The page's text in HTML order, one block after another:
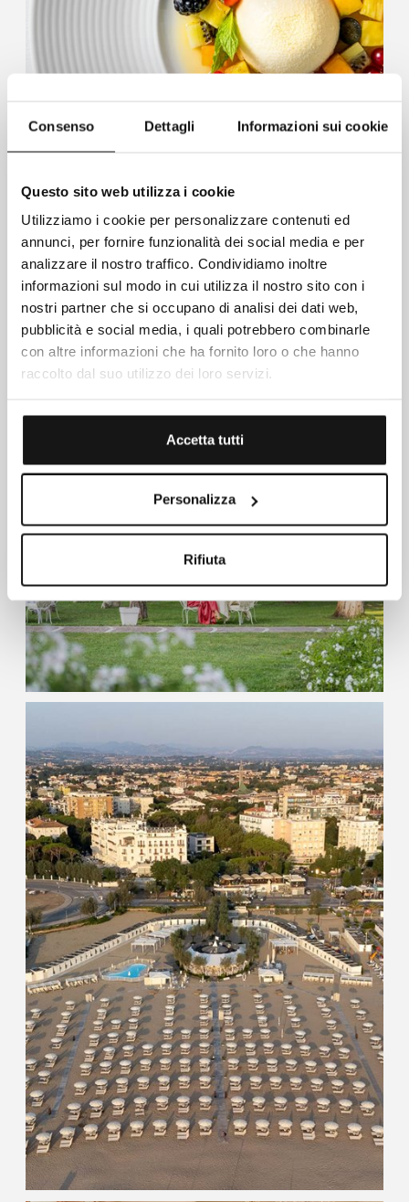
Consenso Dettagli Informazioni sui cookie
Questo sito web utilizza i cookie
Utilizziamo i cookie per personalizzare contenuti ed
annunci, per fornire funzionalità dei social media e per
analizzare il nostro traffico. Condividiamo inoltre
informazioni sul modo in cui utilizza il nostro sito con i
nostri partner che si occupano di analisi dei dati web,
pubblicità e social media, i quali potrebbero combinarle
con altre informazioni che ha fornito loro o che hanno
raccolto dal suo utilizzo dei loro servizi.
Accetta tutti
Personalizza
Rifiuta